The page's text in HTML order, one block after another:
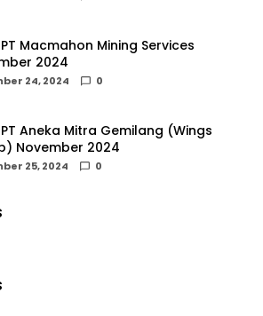
Macmahon Mining Services
2024
24, 2024 0
Aneka Mitra Gemilang (Wings
November 2024
25, 2024 0